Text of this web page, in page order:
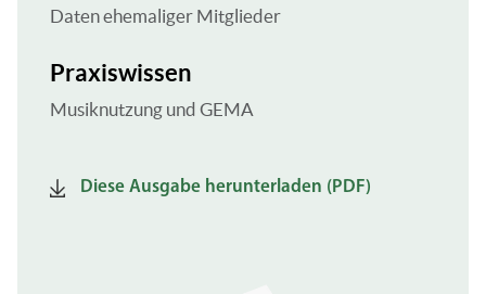
Daten ehemaliger Mitglieder
Praxiswissen
Musiknutzung und GEMA
Diese Ausgabe herunterladen (PDF)